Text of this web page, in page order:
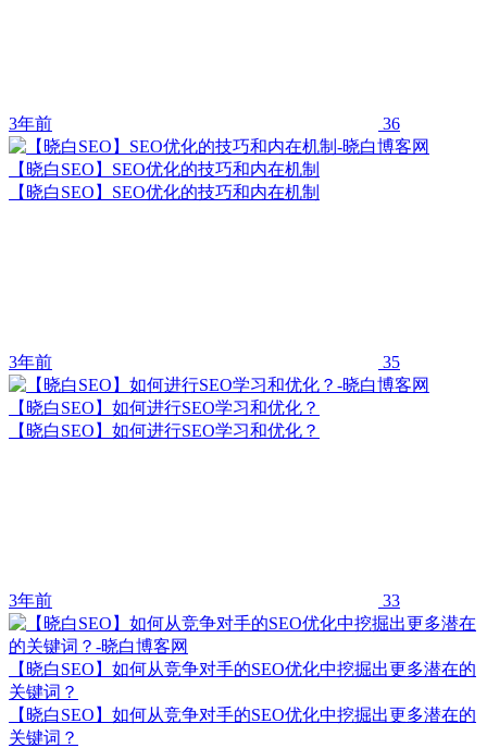
3年前 36
【晓白SEO】SEO优化的技巧和内在机制
【晓白SEO】SEO优化的技巧和内在机制
3年前 35
【晓白SEO】如何进行SEO学习和优化？
【晓白SEO】如何进行SEO学习和优化？
3年前 33
【晓白SEO】如何从竞争对手的SEO优化中挖掘出更多潜在的
关键词？
【晓白SEO】如何从竞争对手的SEO优化中挖掘出更多潜在的
关键词？